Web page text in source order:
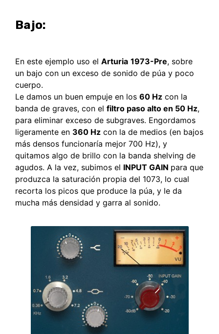
Bajo:
En este ejemplo uso elArturia 1973-Pre, sobre
un bajo con un exceso de sonido de púa y poco
cuerpo.
Le damos un buen empuje en los60 Hz con la
banda de graves, con elfiltro paso alto en 50 Hz,
para eliminar exceso de subgraves. Engordamos
ligeramente en 360 Hz con la de medios (en bajos
más densos funcionaría mejor 700 Hz), y
quitamos algo de brillo con la banda shelving de
agudos. A la vez, subimos el INPUT GAIN para que
produzca la saturación propia del 1073, lo cual
recorta los picos que produce la púa, y le da
mucha más densidad y garra al sonido.